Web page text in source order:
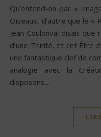
Qu’entend-on par « Image » et « Magie » en langue des
Oiseaux, d’autre que le «
Jean Coulonval disait
d’une Trinité, et cet Être
une fantastique clef de
analogie avec la
disposons…